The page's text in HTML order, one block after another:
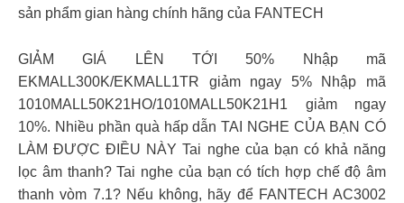
sản phẩm gian hàng chính hãng của FANTECH
GIẢM GIÁ LÊN TỚI 50% Nhập mã
EKMALL300K/EKMALL1TR giảm ngay 5% Nhập mã
1010MALL50K21HO/1010MALL50K21H1 giảm ngay
10%. Nhiều phần quà hấp dẫn TAI NGHE CỦA BẠN CÓ
LÀM ĐƯỢC ĐIỀU NÀY Tai nghe của bạn có khả năng
lọc âm thanh? Tai nghe của bạn có tích hợp chế độ âm
thanh vòm 7.1? Nếu không, hãy để FANTECH AC3002